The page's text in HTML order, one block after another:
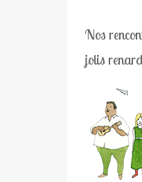
Nos
jolis